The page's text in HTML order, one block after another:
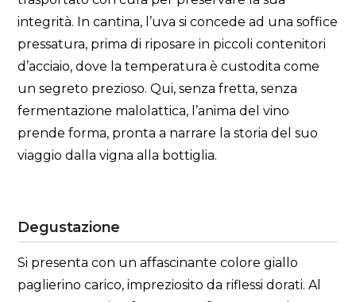
integrità. In cantina, l’uva si concede ad una soffice
pressatura, prima di riposare in piccoli contenitori
d’acciaio, dove la temperatura è custodita come
un segreto prezioso. Qui, senza fretta, senza
fermentazione malolattica, l’anima del vino
prende forma, pronta a narrare la storia del suo
viaggio dalla vigna alla bottiglia.
Degustazione
Si presenta con un affascinante colore giallo
paglierino carico, impreziosito da riflessi dorati. Al